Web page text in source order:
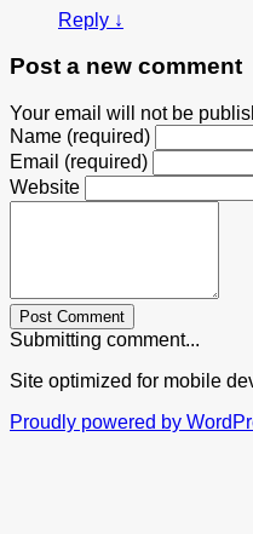
Reply ↓
Post a new comment
Your email will not be
Name (required)
Email (required)
Website
Post Comment
Submitting comment...
Site optimized for mobile
Proudly powered by